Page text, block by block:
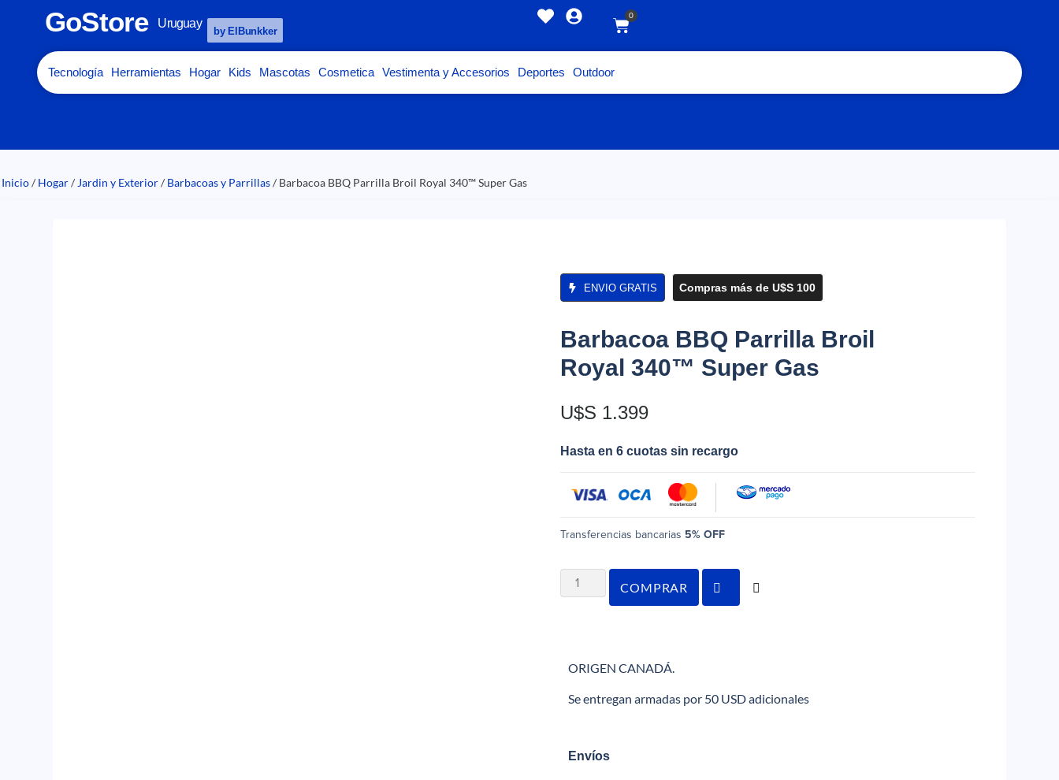
GoStore Uruguay
by ElBunkker
0
Tecnología Herramientas Hogar Kids Mascotas Cosmetica Vestimenta y Accesorios Deportes Outdoor
Inicio/ Hogar/ Jardin y Exterior/ Barbacoas y Parrillas/ Barbacoa BBQ Parrilla Broil Royal 340™ Super Gas
ENVIO GRATIS Compras más de U$S 100
Barbacoa BBQ Parrilla Broil
Royal 340™ Super Gas
U$S 1.399
Hasta en 6 cuotas sin recargo
Transferencias bancarias 5% OFF
COMPRAR
ORIGEN CANADÁ.
Se entregan armadas por 50 USD adicionales
Envíos